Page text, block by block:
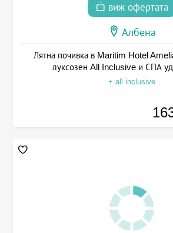
виж офертата
Албена
Лятна почивка в Maritim Hotel
луксозен All Inclusive и СПА
+ all inclusive